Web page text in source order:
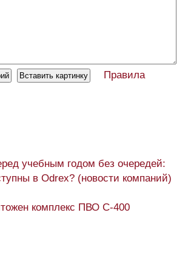
Правила
учебным годом без очередей:
в Odrex? (новости компаний)
комплекс ПВО С-400